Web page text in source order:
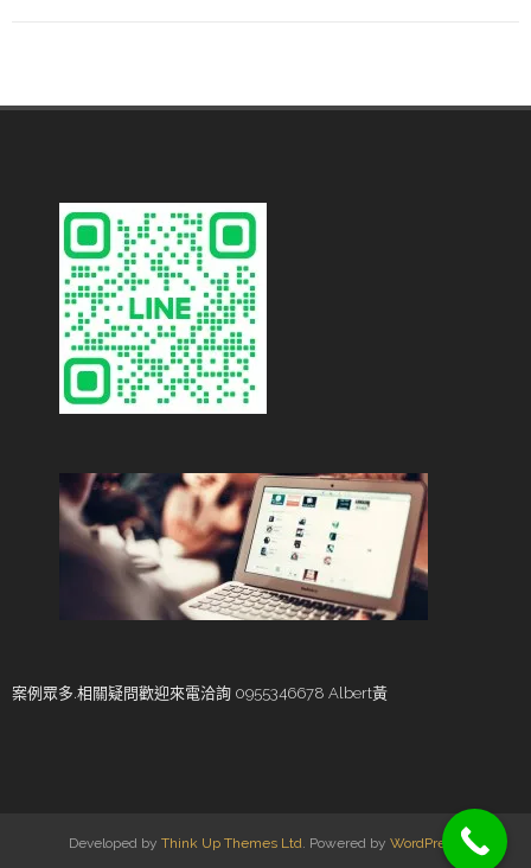
案例眾多.相關疑問歡迎來電洽詢 0955346678 Albert黃
Developed by Think Up Themes Ltd. Powered by WordPress .